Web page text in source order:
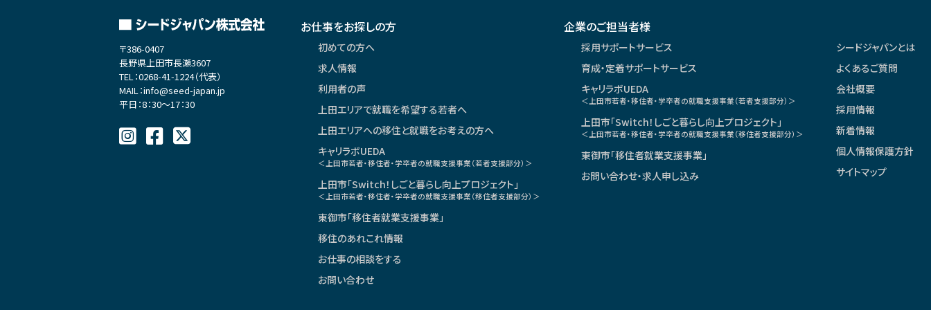
個人情報へのリスクの予防ならびに是正について
個人情報への不正アクセス、個人情報の紛失、破壊、改ざんおよび漏洩を予防するために、合理的な安全対策措置を講じます。また、この
安全対策については定期的に見直しを行い、是正します。
個人情報の提供の任意性
当社は、個人情報を保護するために必要な安全管理措置を講じております。利用者が当社へ個人情報を提供することは任意ですが、も
しご提供いただけなかった場合、当該サービスをご提供できない場合があります。
個人情報保護システムの改善について
個人情報を適正に管理し、また、その保護を徹底するために、必要に応じてコンプライアンス・プログラムの見直し、改善、向上を行いま
当社は、当社は、個人情報の利用目的に照らしその必要性が失われたときは、個人情報を消去または廃棄するものとし、当該消去及び
廃棄は、外部流失等の危険を防止するために必要かつ適切な方法により、業務の遂行上必要な限りにおいて行います。
〒386-0407
長野県上田市長瀬3607
TEL：0268-41-1224（代表）
MAIL：info@seed-japan.jp
平日：8：30～17：30
お仕事をお探しの方
初めての方へ
求人情報
利用者の声
上田エリアで就職を希望する若者へ
上田エリアへの移住と就職をお考えの方へ
キャリラボUEDA
＜上田市若者・移住者・学卒者の就職支援事業（若者支援部分）＞
上田市「Switch！しごと暮らし向上プロジェクト」
＜上田市若者・移住者・学卒者の就職支援事業（移住者支援部分）＞
東御市「移住者就業支援事業」
移住のあれこれ情報
お仕事の相談をする
お問い合わせ
企業のご担当者様
採用サポートサービス
育成・定着サポートサービス
キャリラボUEDA
＜上田市若者・移住者・学卒者の就職支援事業（若者支援部分）＞
上田市「Switch！しごと暮らし向上プロジェクト」
＜上田市若者・移住者・学卒者の就職支援事業（移住者支援部分）＞
東御市「移住者就業支援事業」
お問い合わせ・求人申し込み
シードジャパンとは
よくあるご質問
会社概要
採用情報
新着情報
個人情報保護方針
サイトマップ